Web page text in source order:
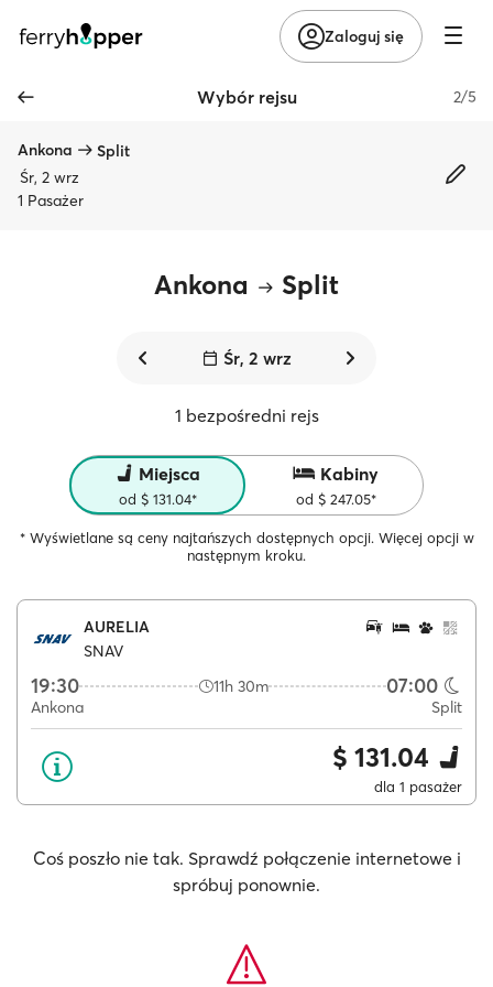
Zaloguj się
Wybór rejsu 2/5
Ankona
Split
Śr, 2 wrz
1 Pasażer
Ankona Split
Śr, 2 wrz
1 bezpośredni rejs
Miejsca
od $ 131.04*
Kabiny
od $ 247.05*
* Wyświetlane są ceny najtańszych dostępnych opcji. Więcej opcji w
następnym kroku.
AURELIA
SNAV
19:30 11h 30m 07:00
Ankona Split
$ 131.04
dla 1 pasażer
Coś poszło nie tak. Sprawdź połączenie internetowe i
spróbuj ponownie.